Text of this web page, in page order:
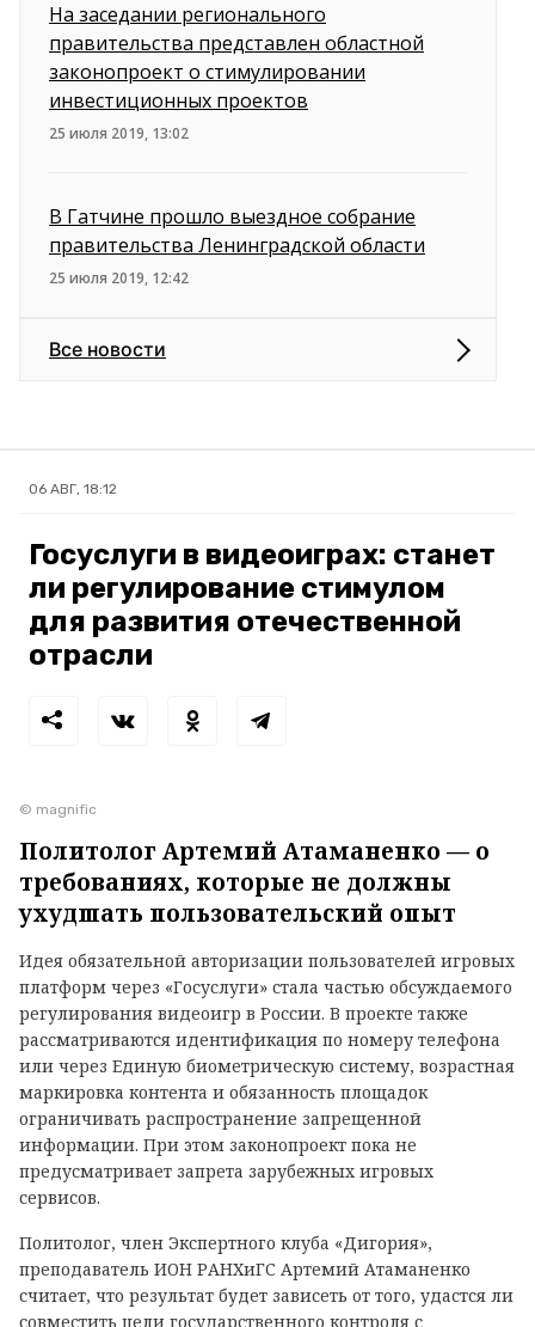
На заседании регионального
правительства представлен областной
законопроект о стимулировании
инвестиционных проектов
25 июля 2019, 13:02
В Гатчине прошло выездное собрание
правительства Ленинградской области
25 июля 2019, 12:42
Все новости
06 АВГ, 18:12
Госуслуги в видеоиграх: станет
ли регулирование стимулом
для развития отечественной
отрасли
© magnific
Политолог Артемий Атаманенко — о
требованиях, которые не должны
ухудшать пользовательский опыт
Идея обязательной авторизации пользователей игровых
платформ через «Госуслуги» стала частью обсуждаемого
регулирования видеоигр в России. В проекте также
рассматриваются идентификация по номеру телефона
или через Единую биометрическую систему, возрастная
маркировка контента и обязанность площадок
ограничивать распространение запрещенной
информации. При этом законопроект пока не
предусматривает запрета зарубежных игровых
сервисов.
Политолог, член Экспертного клуба «Дигория»,
преподаватель ИОН РАНХиГС Артемий Атаманенко
считает, что результат будет зависеть от того, удастся ли
совместить цели государственного контроля с